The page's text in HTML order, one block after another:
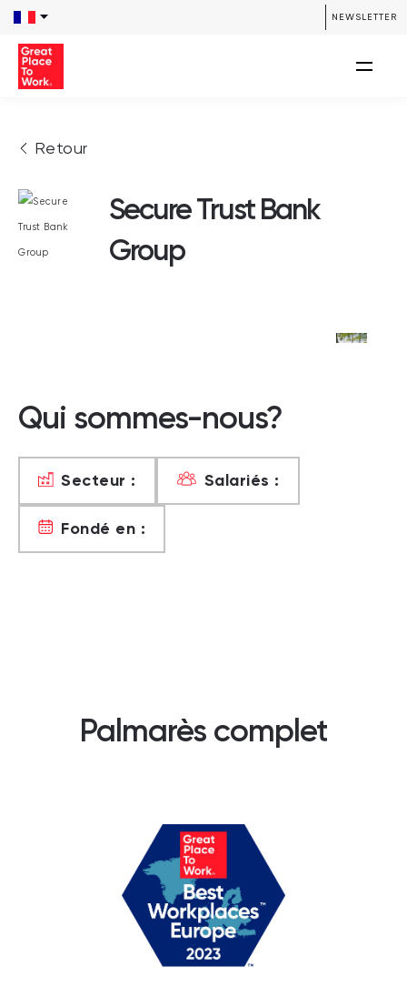
NEWSLETTER
Retour
Secure Trust Bank
Group
Qui sommes-nous?
Secteur : Salariés :
Fondé en :
Palmarès complet